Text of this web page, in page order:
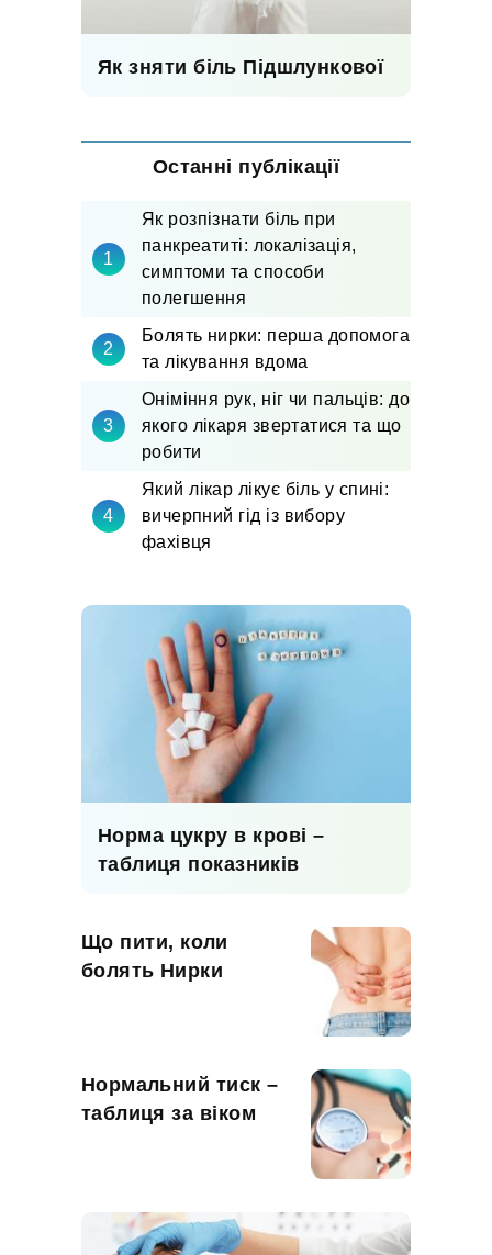
Як зняти біль Підшлункової
Останні публікації
Як розпізнати біль при
панкреатиті: локалізація,
симптоми та способи
полегшення
Болять нирки: перша допомога
та лікування вдома
Оніміння рук, ніг чи пальців: до
якого лікаря звертатися та що
робити
Який лікар лікує біль у спині:
вичерпний гід із вибору
фахівця
Норма цукру в крові –
таблиця показників
Що пити, коли
болять Нирки
Нормальний тиск –
таблиця за віком